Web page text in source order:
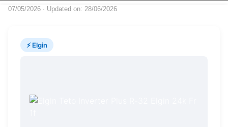
07/05/2026 · Updated on: 28/06/2026
⚡ Elgin